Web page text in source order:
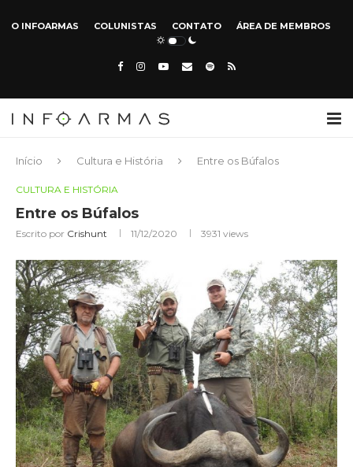
O INFOARMAS COLUNISTAS CONTATO ÁREA DE MEMBROS
Início Cultura e História Entre os Búfalos
CULTURA E HISTÓRIA
Entre os Búfalos
Escrito por Crishunt 11/12/2020 3931 views